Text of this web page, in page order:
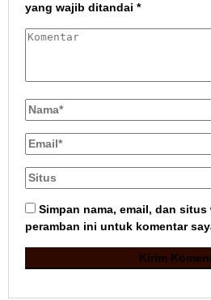
yang wajib ditandai *
Simpan nama, email, dan situs
peramban ini untuk komentar